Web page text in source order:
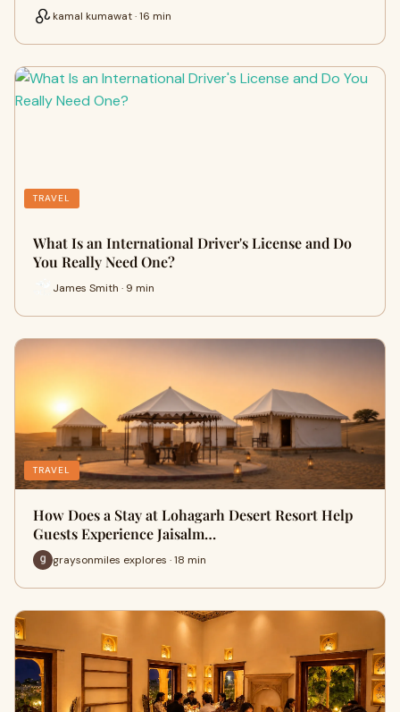
kamal kumawat · 16 min
TRAVEL
What Is an International Driver's License and Do
You Really Need One?
James Smith · 9 min
TRAVEL
How Does a Stay at Lohagarh Desert Resort Help
Guests Experience Jaisalm…
graysonmiles explores · 18 min